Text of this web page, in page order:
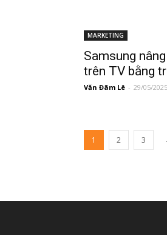
MARKETING
Samsung
trên TV bằng
Văn Đãm Lê - 29/05/2025
1 2 3